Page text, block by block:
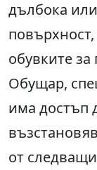
дълбока
обувките
Обущар,
има достъп
от